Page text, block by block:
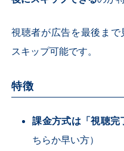
視聴者が広告を最後まで
スキップ可能です。
特徴
課金方式は「視聴完
ちらか早い方）